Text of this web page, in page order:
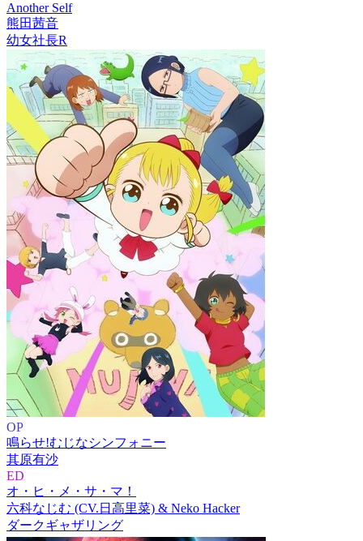
Another Self
熊田茜音
幼女社長R
OP
鳴らせ!むじなシンフォニー
其原有沙
ED
オ・ヒ・メ・サ・マ！
六科なじむ (CV.日高里菜) & Neko Hacker
ダークギャザリング